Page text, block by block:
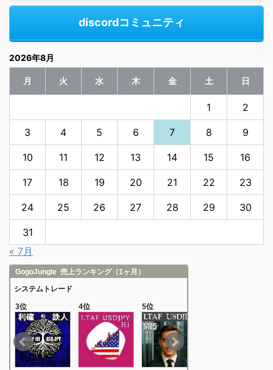
discordコミュニティ
2026年8月
月 火 水 木 金 土 日
1 2
3 4 5 6 7 8 9
10 11 12 13 14 15 16
17 18 19 20 21 22 23
24 25 26 27 28 29 30
31
« 7月